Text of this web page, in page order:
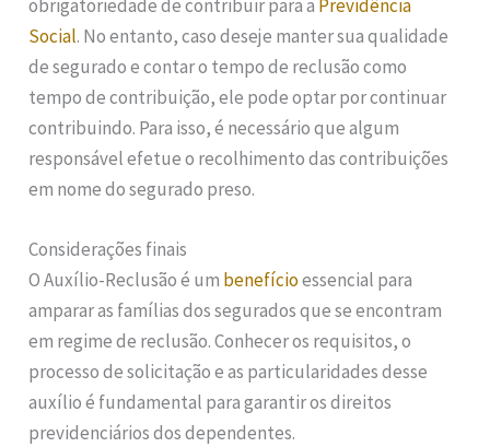
obrigatoriedade de contribuir para a Previdência
Social. No entanto, caso deseje manter sua qualidade
de segurado e contar o tempo de reclusão como
tempo de contribuição, ele pode optar por continuar
contribuindo. Para isso, é necessário que algum
responsável efetue o recolhimento das contribuições
em nome do segurado preso.
Considerações finais
O Auxílio-Reclusão é um benefícioessencial para
amparar as famílias dos segurados que se encontram
em regime de reclusão. Conhecer os requisitos, o
processo de solicitação e as particularidades desse
auxílio é fundamental para garantir os direitos
previdenciários dos dependentes.